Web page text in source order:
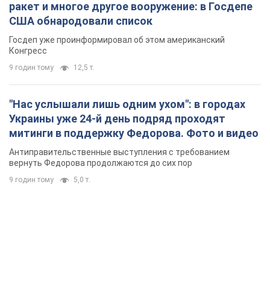
ракет и многое другое вооружение: в Госдепе
США обнародовали список
Госдеп уже проинформировал об этом американский
Конгресс
9 годин тому 12,5 т.
"Нас услышали лишь одним ухом": в городах
Украины уже 24-й день подряд проходят
митинги в поддержку Федорова. Фото и видео
Антиправительственные выступления с требованием
вернуть Федорова продолжаются до сих пор
9 годин тому 5,0 т.